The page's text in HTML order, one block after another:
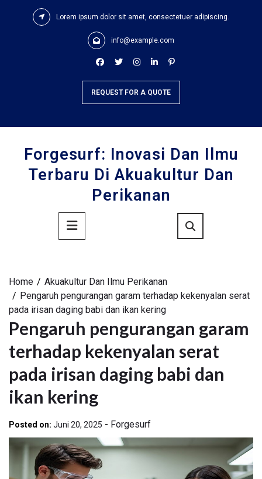
Lorem ipsum dolor sit amet, consectetuer adipiscing.
info@example.com
REQUEST FOR A QUOTE
Forgesurf: Inovasi Dan Ilmu
Terbaru Di Akuakultur Dan
Perikanan
Primary
Menu
Home
Akuakultur Dan Ilmu Perikanan
Pengaruh pengurangan garam terhadap kekenyalan serat
pada irisan daging babi dan ikan kering
Pengaruh pengurangan garam
terhadap kekenyalan serat
pada irisan daging babi dan
ikan kering
Posted on: Juni 20, 2025 - Forgesurf